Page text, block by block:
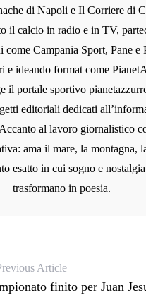
di Napoli e Il Corriere di
il calcio in radio e in TV,
come Campania Sport, Pane e
e ideando format come
il portale sportivo
editoriali dedicati
al lavoro giornalistico
ama il mare, la montagna,
esatto in cui sogno e
trasformano in poesia.
Article
finito per Juan